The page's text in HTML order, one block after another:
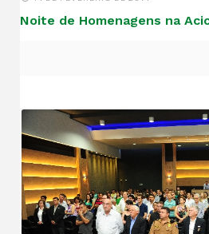
Noite de Homenagens na